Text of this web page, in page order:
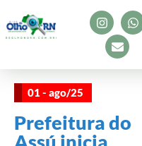
01 - ago/25
Prefeitura do